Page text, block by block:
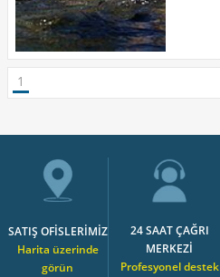
1
SATIŞ OFİSLERİMİZ
Harita üzerinde
görün
24 SAAT ÇAĞRI
MERKEZİ
Profesyonel destek